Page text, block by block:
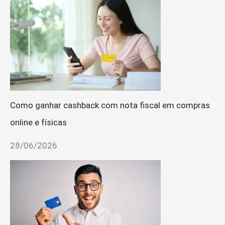
Como ganhar cashback com nota fiscal em compras
online e físicas
28/06/2026